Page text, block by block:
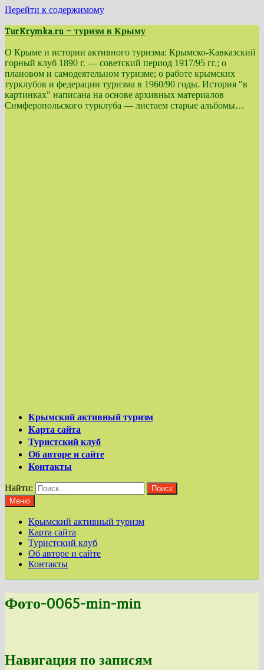
Перейти к содержимому
TurKrymka.ru — туризм в Крыму
О Крыме и истории активного туризма: Крымско-Кавказский
горный клуб 1890 г. — советский период 1917/95 гг.; о
плановом и самодеятельном туризме; о работе крымских
турклубов и федерации туризма в 1960/90 годы. История "в
картинках" написана на основе архивных материалов
Симферопольского турклуба — листаем старые альбомы…
Крымский активный туризм
Карта сайта
Туристский клуб
Об авторе и сайте
Контакты
Найти:
Меню
Крымский активный туризм
Карта сайта
Туристский клуб
Об авторе и сайте
Контакты
Фото-0065-min-min
Навигация по записям